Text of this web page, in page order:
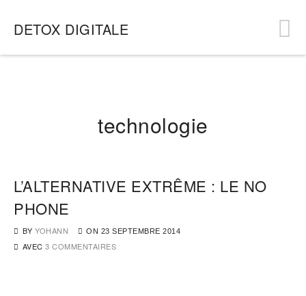
DETOX DIGITALE
technologie
L’ALTERNATIVE EXTRÊME : LE NO
PHONE
BY YOHANN ON 23 SEPTEMBRE 2014
AVEC 3 COMMENTAIRES